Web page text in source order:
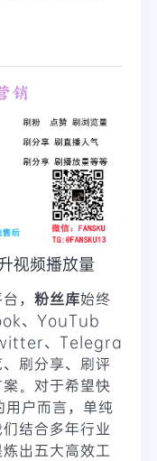
视频播放量
， 粉丝库始终
、YouTub
、Telegra
刷分享、刷评
。对于希望快
户而言，单纯
结合多年行业
出五大高效工